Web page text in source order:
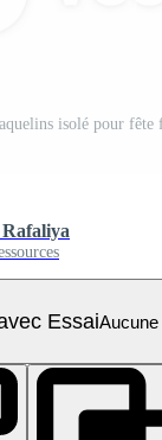
isolé pour fête
EssaiAucune